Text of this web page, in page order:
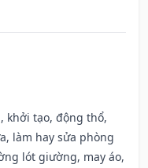
khởi tạo, động thổ,
làm hay sửa phòng
lót giường, may áo,